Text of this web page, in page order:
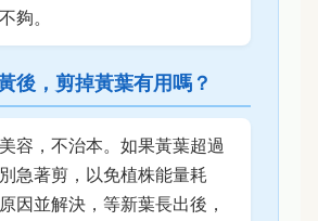
夠。
後，剪掉黃葉有用嗎？
容，不治本。如果黃葉超過
急著剪，以免植株能量耗
因並解決，等新葉長出後，